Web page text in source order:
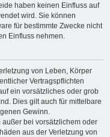
haben keinen Einfluss auf
wird. Sie können
für bestimmte Zwecke nicht
Einfluss nehmen.
von Leben, Körper
Vertragspflichten
ein vorsätzliches oder grob
Dies gilt auch für mittelbare
Gewinn.
bei vorsätzlichem oder
aus der Verletzung von